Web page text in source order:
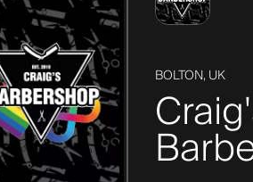
BOLTON, UK